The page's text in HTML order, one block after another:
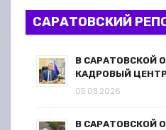
САРАТОВСКИЙ
В САРАТОВСКОЙ
КАДРОВЫЙ
05.08.2026
В САРАТОВСКОЙ